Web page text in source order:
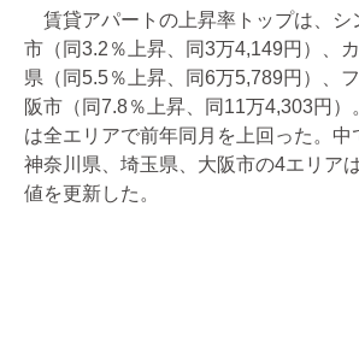
賃貸アパートの上昇率トップは、シ
市（同3.2％上昇、同3万4,149円）、
県（同5.5％上昇、同6万5,789円）、
阪市（同7.8％上昇、同11万4,303円）
は全エリアで前年同月を上回った。中
神奈川県、埼玉県、大阪市の4エリア
値を更新した。